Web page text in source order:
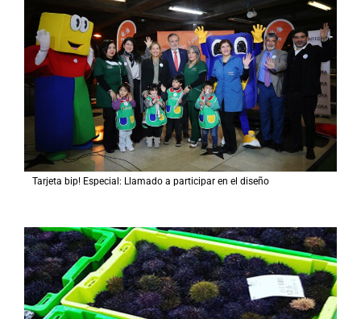
Tarjeta bip! Especial: Llamado a participar en el diseño